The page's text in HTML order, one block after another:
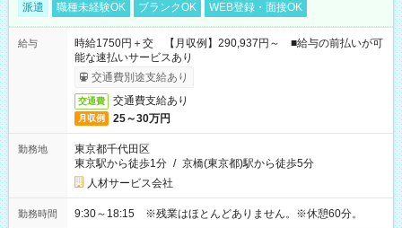
派遣 職種未経験OK ブランクOK WEB登録・面接OK
給与
時給1750円＋交 【月収例】290,937円～ ■給与の前払いが可
能な速払いサービスあり
交通費別途支給あり
交通費 交通費支給あり
月収例 25～30万円
勤務地
東京都千代田区
東京駅から徒歩1分 / 京橋(東京都)駅から徒歩5分
人材サービス会社
勤務時間 9:30～18:15 ※残業はほとんどありません。※休憩60分。